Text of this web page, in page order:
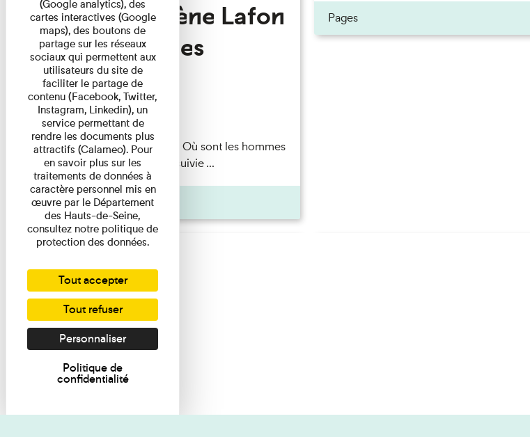
Marie-Hélène Lafon
- Où sont les
hommes ?
Lecture
Marie-Hélène Lafon — Où sont les hommes
? Lecture par l’autrice suivie ...
Pages
Pages
(Google analytics), des
cartes interactives (Google
maps), des boutons de
partage sur les réseaux
sociaux qui permettent aux
utilisateurs du site de
faciliter le partage de
contenu (Facebook, Twitter,
Instagram, Linkedin), un
service permettant de
rendre les documents plus
attractifs (Calameo). Pour
en savoir plus sur les
traitements de données à
caractère personnel mis en
œuvre par le Département
des Hauts-de-Seine,
consultez notre politique de
protection des données.
Tout accepter
Tout refuser
Personnaliser
Politique de
confidentialité